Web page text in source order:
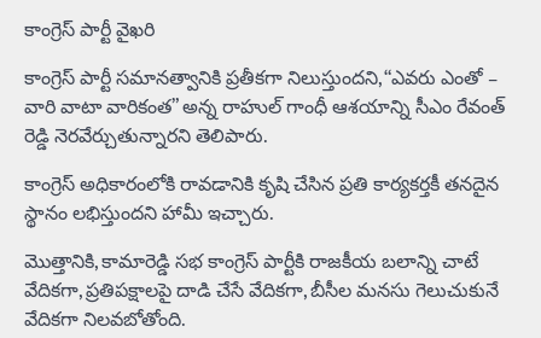
కాంగ్రెస్ పార్టీ వైఖరి
కాంగ్రెస్ పార్టీ సమానత్వానికి ప్రతీకగా నిలుస్తుందని, “ఎవరు ఎంతో –
వారి వాటా వారికంత” అన్న రాహుల్ గాంధీ ఆశయాన్ని సీఎం రేవంత్
రెడ్డి నెరవేర్చుతున్నారని తెలిపారు.
కాంగ్రెస్ అధికారంలోకి రావడానికి కృషి చేసిన ప్రతి కార్యకర్తకీ తనదైన
స్థానం లభిస్తుందని హామీ ఇచ్చారు.
మొత్తానికి, కామారెడ్డి సభ కాంగ్రెస్ పార్టీకి రాజకీయ బలాన్ని చాటే
వేదికగా, ప్రతిపక్షాలపై దాడి చేసే వేదికగా, బీసీల మనసు గెలుచుకునే
వేదికగా నిలవబోతోంది.